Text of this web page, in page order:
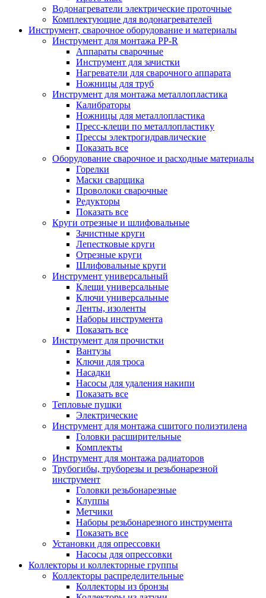
Водонагреватели электрические проточные
Комплектующие для водонагревателей
Инструмент, сварочное оборудование и материалы
Инструмент для монтажа PP-R
Аппараты сварочные
Инструмент для зачистки
Нагреватели для сварочного аппарата
Ножницы для труб
Инструмент для монтажа металлопластика
Калибраторы
Ножницы для металлопластика
Пресс-клещи по металлопластику
Прессы электрогидравлические
Показать все
Оборудование сварочное и расходные материалы
Горелки
Маски сварщика
Проволоки сварочные
Редукторы
Показать все
Круги отрезные и шлифовальные
Зачистные круги
Лепестковые круги
Отрезные круги
Шлифовальные круги
Инструмент универсальный
Клещи универсальные
Ключи универсальные
Ленты, изоленты
Наборы инструмента
Показать все
Инструмент для прочистки
Вантузы
Ключи для троса
Насадки
Насосы для удаления накипи
Показать все
Тепловые пушки
Электрические
Инструмент для монтажа сшитого полиэтилена
Головки расширительные
Комплекты
Инструмент для монтажа радиаторов
Трубогибы, труборезы и резьбонарезной
инструмент
Головки резьбонарезные
Клуппы
Метчики
Наборы резьбонарезного инструмента
Показать все
Установки для опрессовки
Насосы для опрессовки
Коллекторы и коллекторные группы
Коллекторы распределительные
Коллекторы из бронзы